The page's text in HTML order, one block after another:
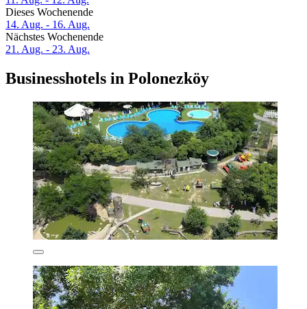
Dieses Wochenende
14. Aug. - 16. Aug.
Nächstes Wochenende
21. Aug. - 23. Aug.
Businesshotels in Polonezköy